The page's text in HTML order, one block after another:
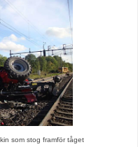
som stog framför tåget